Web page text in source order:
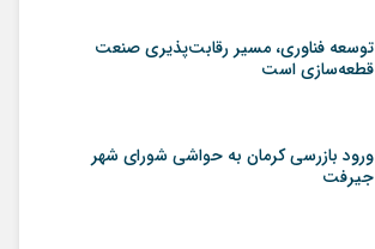
توسعه فناوری، مسیر رقابت‌پذیری صنعت
قطعه‌سازی است
ورود بازرسی کرمان به حواشی شورای شهر
جیرفت